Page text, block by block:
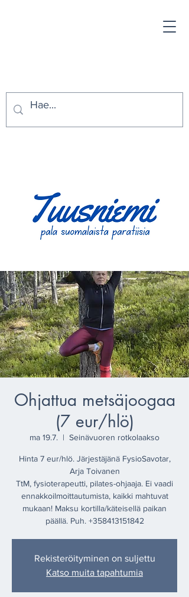
Ohjattua metsäjoogaa
(7 eur/hlö)
ma 19.7.
  |
Seinävuoren rotkolaakso
Hinta 7 eur/hlö. Järjestäjänä FysioSavotar,
Arja Toivanen
TtM, fysioterapeutti, pilates-ohjaaja. Ei vaadi
ennakkoilmoittautumista, kaikki mahtuvat
mukaan! Maksu kortilla/käteisellä paikan
päällä. Puh. +358413151842
Rekisteröityminen on suljettu
Katso muita tapahtumia